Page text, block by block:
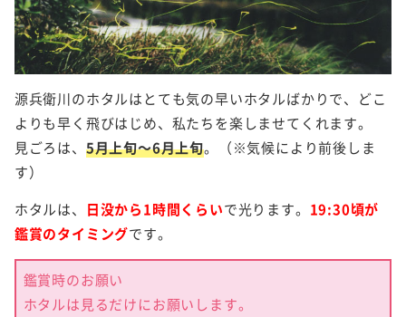
源兵衛川のホタルはとても気の早いホタルばかりで、どこ
よりも早く飛びはじめ、私たちを楽しませてくれます。
見ごろは、 5月上旬～6月上旬。（※気候により前後しま
す）
ホタルは、 日没から1時間くらいで光ります。 19:30頃が
鑑賞のタイミングです。
鑑賞時のお願い
ホタルは見るだけにお願いします。